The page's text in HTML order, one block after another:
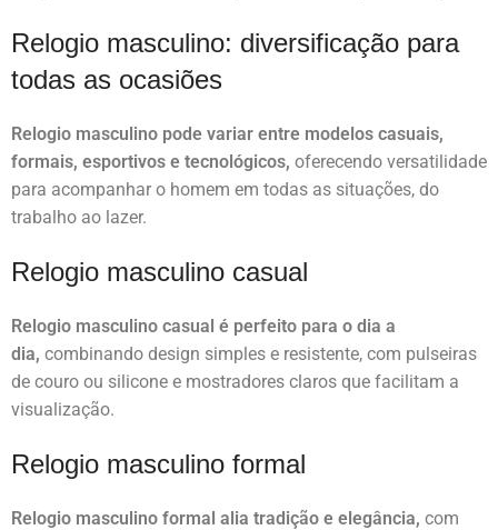
Relogio masculino: diversificação para
todas as ocasiões
Relogio masculino pode variar entre modelos casuais,
formais, esportivos e tecnológicos, oferecendo versatilidade
para acompanhar o homem em todas as situações, do
trabalho ao lazer.
Relogio masculino casual
Relogio masculino casual é perfeito para o dia a
dia, combinando design simples e resistente, com pulseiras
de couro ou silicone e mostradores claros que facilitam a
visualização.
Relogio masculino formal
Relogio masculino formal alia tradição e elegância, com